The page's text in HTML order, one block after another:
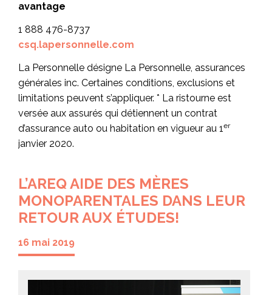
avantage
1 888 476-8737
csq.lapersonnelle.com
La Personnelle désigne La Personnelle, assurances
générales inc. Certaines conditions, exclusions et
limitations peuvent s’appliquer. * La ristourne est
versée aux assurés qui détiennent un contrat
d’assurance auto ou habitation en vigueur au 1er
janvier 2020.
L’AREQ AIDE DES MÈRES
MONOPARENTALES DANS LEUR
RETOUR AUX ÉTUDES!
16 mai 2019